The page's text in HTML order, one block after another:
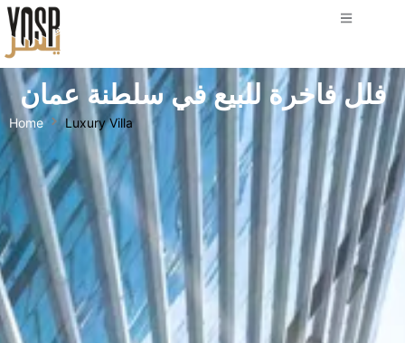
فلل فاخرة للبيع في سلطنة عمان
Home Luxury Villa